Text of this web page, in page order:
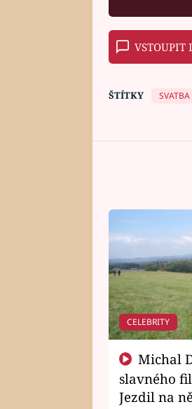
VSTOUPIT
ŠTÍTKY SVATBA
CELEBRITY
slavného
Jezdil na